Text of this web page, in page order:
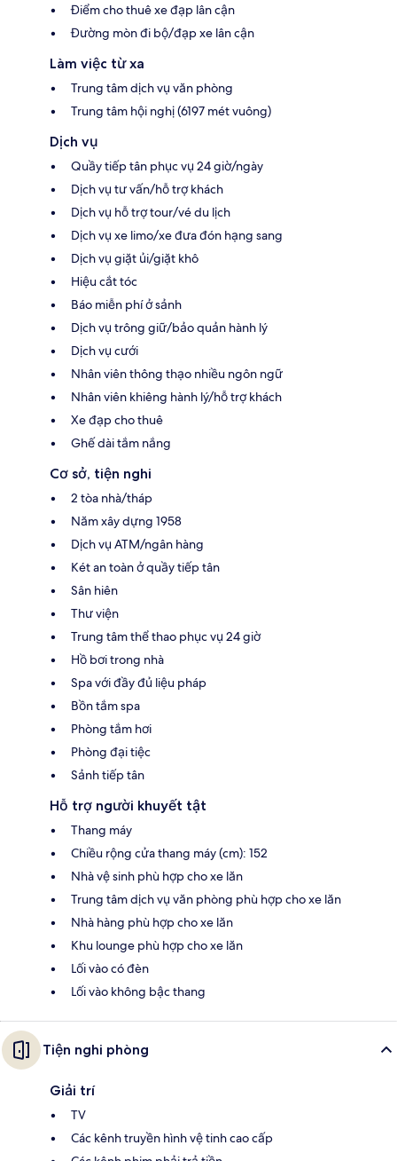
Điểm cho thuê xe đạp lân cận
Đường mòn đi bộ/đạp xe lân cận
Làm việc từ xa
Trung tâm dịch vụ văn phòng
Trung tâm hội nghị (6197 mét vuông)
Dịch vụ
Quầy tiếp tân phục vụ 24 giờ/ngày
Dịch vụ tư vấn/hỗ trợ khách
Dịch vụ hỗ trợ tour/vé du lịch
Dịch vụ xe limo/xe đưa đón hạng sang
Dịch vụ giặt ủi/giặt khô
Hiệu cắt tóc
Báo miễn phí ở sảnh
Dịch vụ trông giữ/bảo quản hành lý
Dịch vụ cưới
Nhân viên thông thạo nhiều ngôn ngữ
Nhân viên khiêng hành lý/hỗ trợ khách
Xe đạp cho thuê
Ghế dài tắm nắng
Cơ sở, tiện nghi
2 tòa nhà/tháp
Năm xây dựng 1958
Dịch vụ ATM/ngân hàng
Két an toàn ở quầy tiếp tân
Sân hiên
Thư viện
Trung tâm thể thao phục vụ 24 giờ
Hồ bơi trong nhà
Spa với đầy đủ liệu pháp
Bồn tắm spa
Phòng tắm hơi
Phòng đại tiệc
Sảnh tiếp tân
Hỗ trợ người khuyết tật
Thang máy
Chiều rộng cửa thang máy (cm): 152
Nhà vệ sinh phù hợp cho xe lăn
Trung tâm dịch vụ văn phòng phù hợp cho xe lăn
Nhà hàng phù hợp cho xe lăn
Khu lounge phù hợp cho xe lăn
Lối vào có đèn
Lối vào không bậc thang
Tiện nghi phòng
Giải trí
TV
Các kênh truyền hình vệ tinh cao cấp